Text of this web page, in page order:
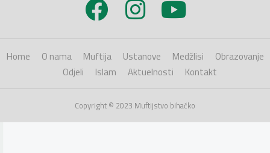
Home O nama Muftija Ustanove Medžlisi
Obrazovanje
Odjeli
Islam Aktuelnosti Kontakt
Copyright © 2023 Muftijstvo bihaćko